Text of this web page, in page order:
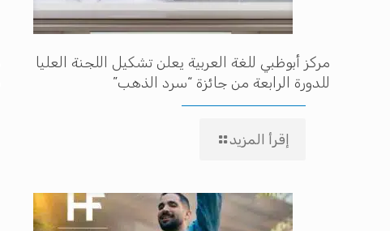
مركز أبوظبي للغة العربية يعلن تشكيل اللجنة العليا
للدورة الرابعة من جائزة “سرد الذهب”
إقرأ المزيد